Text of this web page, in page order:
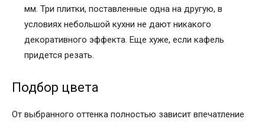
мм. Три плитки, поставленные одна на другую, в
условиях небольшой кухни не дают никакого
декоративного эффекта. Еще хуже, если кафель
придется резать.
Подбор цвета
От выбранного оттенка полностью зависит впечатление